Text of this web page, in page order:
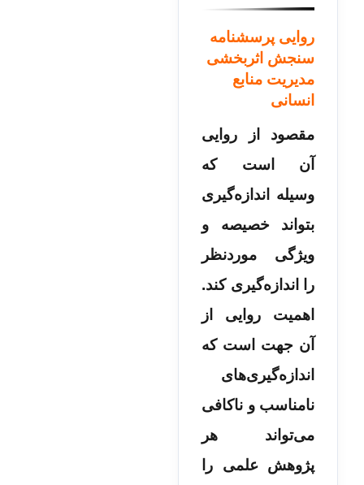
روایی پرسشنامه
سنجش اثربخشی
مدیریت منابع
انسانی
مقصود از روایی
آن است که
وسیله اندازه‌گیری
بتواند خصیصه و
ویژگی موردنظر
را اندازه‌گیری کند.
اهمیت روایی از
آن جهت است که
اندازه‌گیری‌های
نامناسب و ناکافی
می‌تواند هر
پژوهش علمی را